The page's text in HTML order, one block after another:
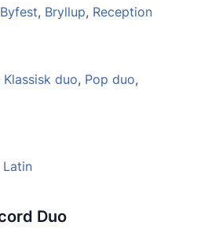
Byfest, Bryllup, Reception
Klassisk duo, Pop duo,
Latin
Duo